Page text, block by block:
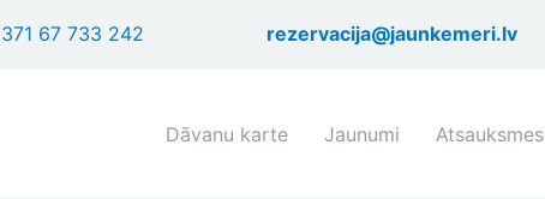
uz
67 733 242 rezervacija@jaunkemeri.lv
Shortcuts
Dāvanu karte Jaunumi Atsauksmes